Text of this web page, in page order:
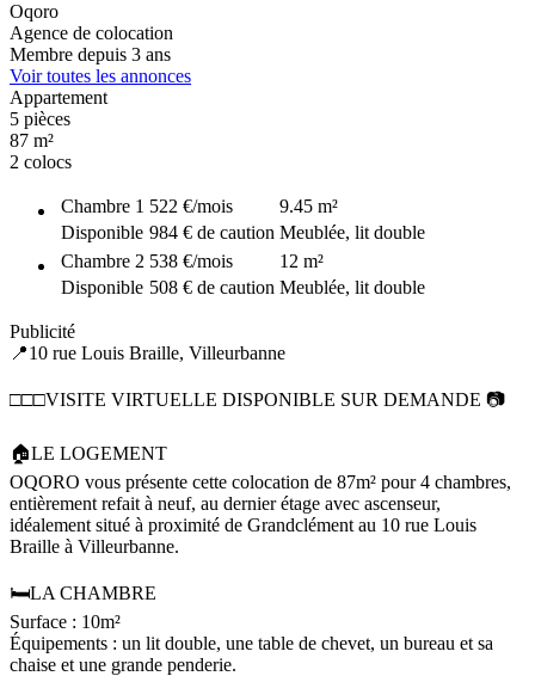
Oqoro
Agence de colocation
Membre depuis 3 ans
Voir toutes les annonces
Appartement
5 pièces
87 m²
2 colocs
Chambre 1 522 €/mois 9.45 m²
Disponible 984 € de caution Meublée, lit double
Chambre 2 538 €/mois 12 m²
Disponible 508 € de caution Meublée, lit double
Publicité
📍10 rue Louis Braille, Villeurbanne
□□□VISITE VIRTUELLE DISPONIBLE SUR DEMANDE 📷
🏠LE LOGEMENT
OQORO vous présente cette colocation de 87m² pour 4 chambres,
entièrement refait à neuf, au dernier étage avec ascenseur,
idéalement situé à proximité de Grandclément au 10 rue Louis
Braille à Villeurbanne.
🛏️LA CHAMBRE
Surface : 10m²
Équipements : un lit double, une table de chevet, un bureau et sa
chaise et une grande penderie.